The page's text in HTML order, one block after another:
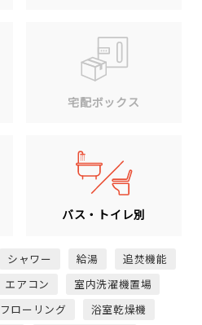
宅配ボックス
バス・トイレ別
シャワー 給湯
追焚機能
エアコン
室内洗濯機置場
フローリング
浴室乾燥機